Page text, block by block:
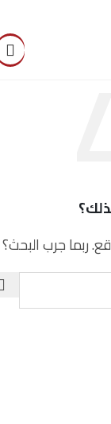
ربما جرب البحث؟